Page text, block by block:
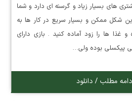
های بسیار زیاد و گرسنه ای دارد و شما
شکل ممکن و بسیار سریع در کار ها به
ها را زود آماده کنید . بازی دارای
پیکسلی بوده ولی…
مطلب / دانلود